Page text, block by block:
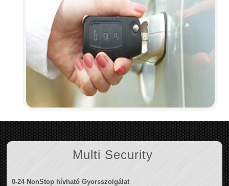
Multi Security
0-24 NonStop hívható Gyorsszolgálat